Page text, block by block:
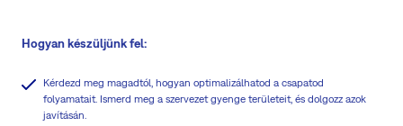
Hogyan készüljünk fel:
Kérdezd meg magadtól, hogyan optimalizálhatod a csapatod
folyamatait. Ismerd meg a szervezet gyenge területeit, és dolgozz azok
javításán.